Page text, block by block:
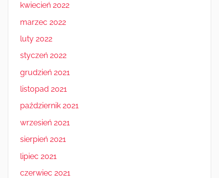
kwiecień 2022
marzec 2022
luty 2022
styczeń 2022
grudzień 2021
listopad 2021
październik 2021
wrzesień 2021
sierpień 2021
lipiec 2021
czerwiec 2021